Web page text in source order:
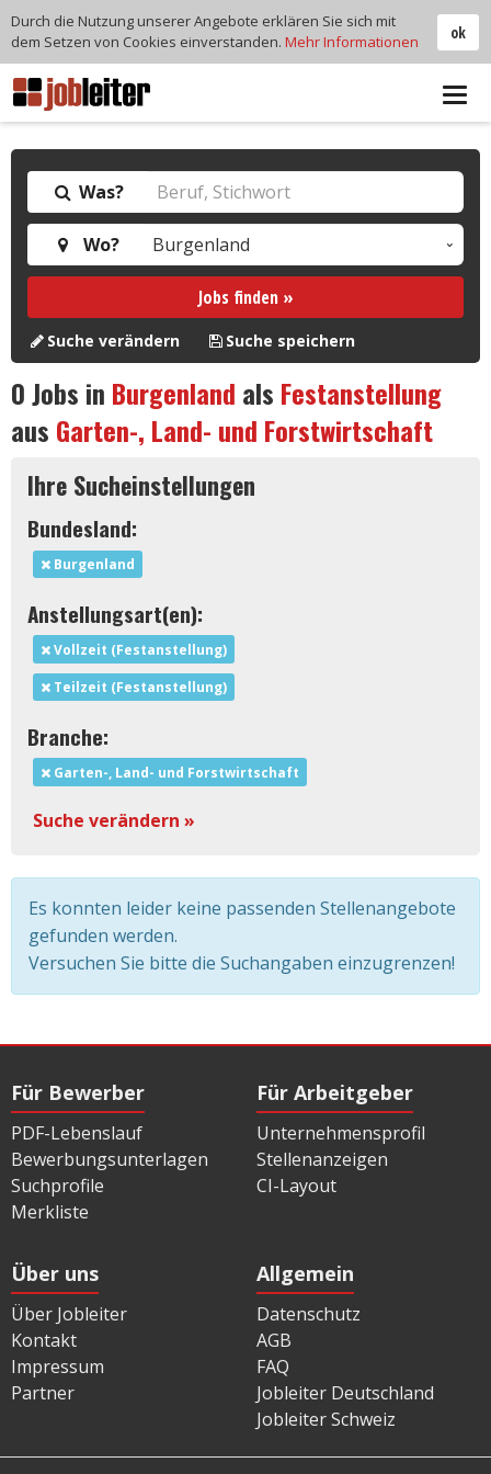
Was?
Wo?
Jobs finden »
Suche verändern Suche speichern
0Jobs in Burgenland als Festanstellung
aus Garten-, Land- und Forstwirtschaft
Ihre Sucheinstellungen
Bundesland:
Burgenland
Anstellungsart(en):
Vollzeit (Festanstellung)
Teilzeit (Festanstellung)
Branche:
Garten-, Land- und Forstwirtschaft
Suche verändern »
Es konnten leider keine passenden Stellenangebote
gefunden werden.
Versuchen Sie bitte die Suchangaben einzugrenzen!
Für Bewerber
PDF-Lebenslauf
Bewerbungsunterlagen
Suchprofile
Merkliste
Für Arbeitgeber
Unternehmensprofil
Stellenanzeigen
CI-Layout
Über uns
Über Jobleiter
Kontakt
Impressum
Partner
Allgemein
Datenschutz
AGB
FAQ
Jobleiter Deutschland
Jobleiter Schweiz
ok
Durch die Nutzung unserer Angebote erklären Sie sich mit
dem Setzen von Cookies einverstanden. Mehr Informationen